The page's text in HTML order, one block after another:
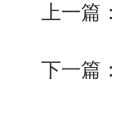
上一篇：
下一篇：